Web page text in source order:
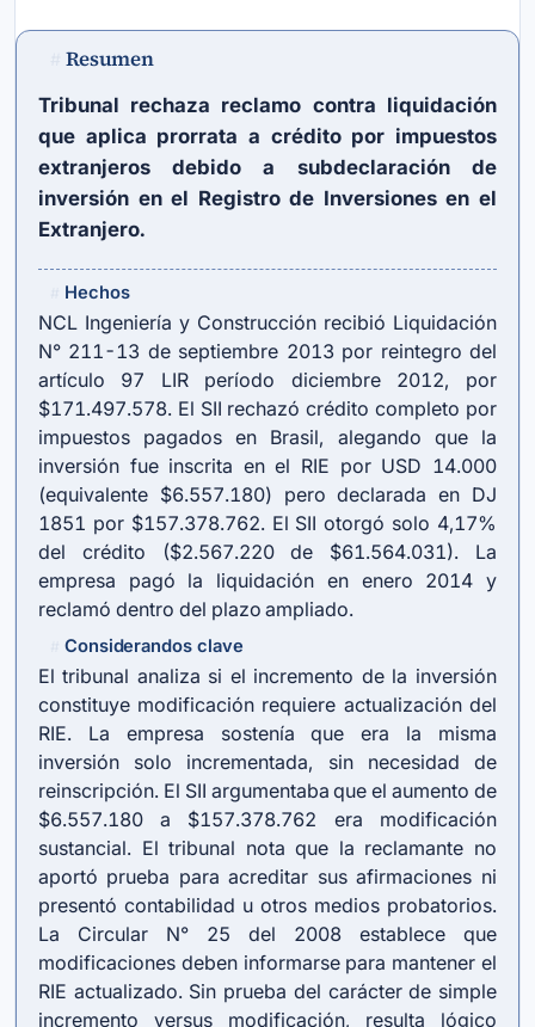
Resumen
Tribunal rechaza reclamo contra liquidación
que aplica prorrata a crédito por impuestos
extranjeros debido a subdeclaración de
inversión en el Registro de Inversiones en el
Extranjero.
Hechos
NCL Ingeniería y Construcción recibió Liquidación
N° 211-13 de septiembre 2013 por reintegro del
artículo 97 LIR período diciembre 2012, por
$171.497.578. El SII rechazó crédito completo por
impuestos pagados en Brasil, alegando que la
inversión fue inscrita en el RIE por USD 14.000
(equivalente $6.557.180) pero declarada en DJ
1851 por $157.378.762. El SII otorgó solo 4,17%
del crédito ($2.567.220 de $61.564.031). La
empresa pagó la liquidación en enero 2014 y
reclamó dentro del plazo ampliado.
Considerandos clave
El tribunal analiza si el incremento de la inversión
constituye modificación requiere actualización del
RIE. La empresa sostenía que era la misma
inversión solo incrementada, sin necesidad de
reinscripción. El SII argumentaba que el aumento de
$6.557.180 a $157.378.762 era modificación
sustancial. El tribunal nota que la reclamante no
aportó prueba para acreditar sus afirmaciones ni
presentó contabilidad u otros medios probatorios.
La Circular N° 25 del 2008 establece que
modificaciones deben informarse para mantener el
RIE actualizado. Sin prueba del carácter de simple
incremento versus modificación, resulta lógico